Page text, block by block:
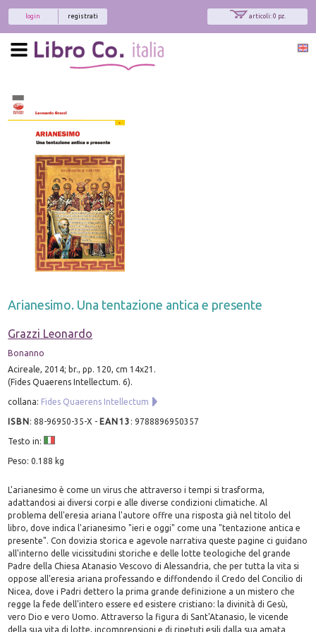
articoli: 0 pz.
registrati
login
Arianesimo. Una tentazione antica e presente
Grazzi Leonardo
Bonanno
Acireale, 2014; br., pp. 120, cm 14x21.
(Fides Quaerens Intellectum. 6).
collana: Fides Quaerens Intellectum
ISBN:88-96950-35-X - EAN13 :9788896950357
Testo in:
Peso: 0.188 kg
L'arianesimo è come un virus che attraverso i tempi si trasforma,
adattandosi ai diversi corpi e alle diverse condizioni climatiche. Al
problema dell'eresia ariana l'autore offre una risposta già nel titolo del
libro, dove indica l'arianesimo "ieri e oggi" come una "tentazione antica e
presente". Con dovizia storica e agevole narrativa queste pagine ci guidano
all'interno delle vicissitudini storiche e delle lotte teologiche del grande
Padre della Chiesa Atanasio Vescovo di Alessandria, che per tutta la vita si
oppose all'eresia ariana professando e diffondendo il Credo del Concilio di
Nicea, dove i Padri dettero la prima grande definizione a un mistero che
regge la fede dell'intero essere ed esistere cristiano: la divinità di Gesù,
vero Dio e vero Uomo. Attraverso la figura di Sant'Atanasio, le vicende
della sua vita di lotte, incomprensioni e di ripetuti esili dalla sua amata